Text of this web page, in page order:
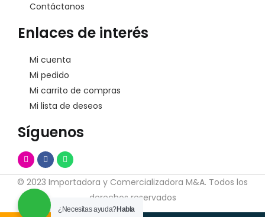
Contáctanos
Enlaces de interés
Mi cuenta
Mi pedido
Mi carrito de compras
Mi lista de deseos
Síguenos
© 2023 Importadora y Comercializadora M&A. Todos los
derechos reservados
¿Necesitas ayuda?Habla